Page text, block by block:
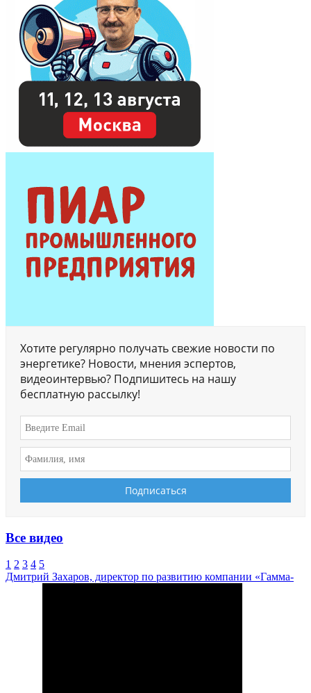
Хотите регулярно получать свежие новости по
энергетике? Новости, мнения эспертов,
видеоинтервью? Подпишитесь на нашу
бесплатную рассылку!
Все видео
1 2 3 4 5
Дмитрий Захаров, директор по развитию компании «Гамма-